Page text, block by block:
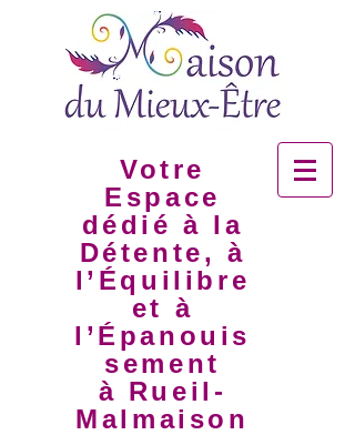
Votre
Espace
dédié à la
Détente, à
l’Équilibre
et à
l’Épanouis
sement
à Rueil-
Malmaison